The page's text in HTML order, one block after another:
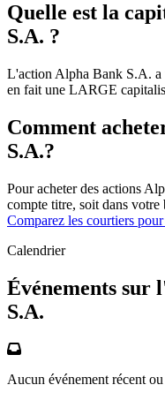
Quelle est la
S.A. ?
L'action Alpha Bank S.A. a
en fait une LARGE
Comment
S.A.?
Pour acheter des actions
compte titre, soit dans votre
Comparez les courtiers
Calendrier
Événements
S.A.
Aucun événement récent